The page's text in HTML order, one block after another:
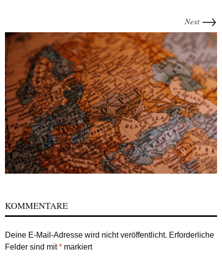
Next →
KOMMENTARE
Deine E-Mail-Adresse wird nicht veröffentlicht. Erforderliche
Felder sind mit* markiert